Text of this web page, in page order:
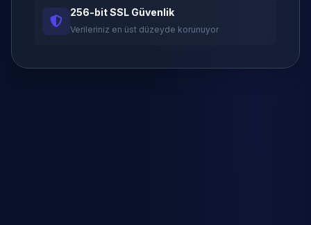
256-bit SSL Güvenlik
Verileriniz en üst düzeyde korunuyor